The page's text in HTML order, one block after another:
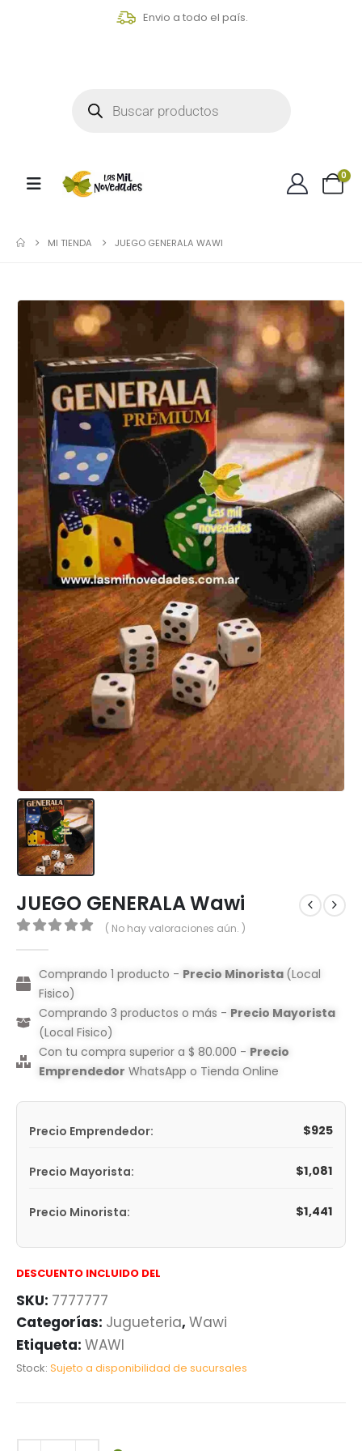
Envio a todo el país.
0
MI TIENDA JUEGO GENERALA WAWI
JUEGO GENERALA Wawi
( No hay valoraciones aún. )
Comprando 1 producto - Precio Minorista (Local
Fisico)
Comprando 3 productos o más - Precio Mayorista
(Local Fisico)
Con tu compra superior a $ 80.000 - Precio
Emprendedor WhatsApp o Tienda Online
Precio Emprendedor: $925
Precio Mayorista: $1,081
Precio Minorista: $1,441
DESCUENTO INCLUIDO DEL
SKU: 7777777
Categorías: Jugueteria, Wawi
Etiqueta: WAWI
Stock: Sujeto a disponibilidad de sucursales